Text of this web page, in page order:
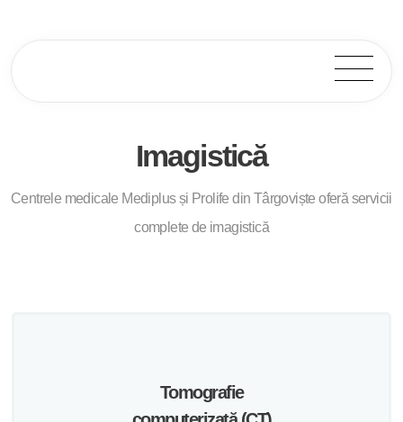
Imagistica Targoviste
Imagistică
Centrele medicale Mediplus și Prolife din Târgoviște oferă servicii
complete de imagistică
Tomografie